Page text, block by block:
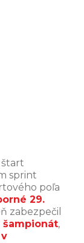
štart
sprint
poľa
29.
zabezpečil
šampionát,